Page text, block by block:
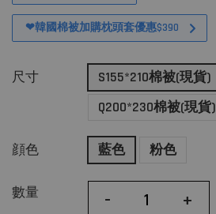
❤韓國棉被加購枕頭套優惠$390
尺寸
S155*210棉被(現貨)
Q200*230棉被(現貨)
顔色 藍色 粉色
數量 - +